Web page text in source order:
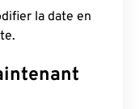
la date en